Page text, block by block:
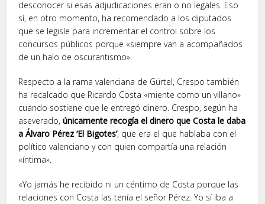
desconocer si esas adjudicaciones eran o no legales. Eso
sí, en otro momento, ha recomendado a los diputados
que se legisle para incrementar el control sobre los
concursos públicos porque «siempre van a acompañados
de un halo de oscurantismo».
Respecto a la rama valenciana de Gürtel, Crespo también
ha recalcado que Ricardo Costa «miente como un villano»
cuando sostiene que le entregó dinero. Crespo, según ha
aseverado,únicamente recogía el dinero que Costa le daba
a Álvaro Pérez ‘El Bigotes’, que era el que hablaba con el
político valenciano y con quien compartía una relación
«íntima».
«Yo jamás he recibido ni un céntimo de Costa porque las
relaciones con Costa las tenía el señor Pérez. Yo sí iba a